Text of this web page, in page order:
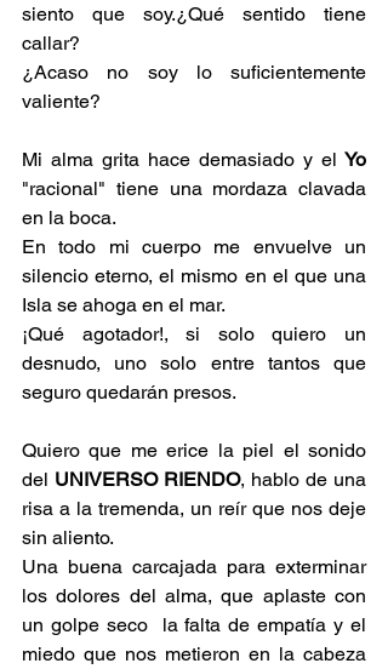
siento que soy.¿Qué sentido tiene
callar?
¿Acaso no soy lo suficientemente
valiente?
Mi alma grita hace demasiado y el
"racional" tiene una mordaza clavada
en la boca.
En todo mi cuerpo me envuelve un
silencio eterno, el mismo en el que una
Isla se ahoga en el mar.
¡Qué agotador!, si solo quiero un
desnudo, uno solo entre tantos que
seguro quedarán presos.
Quiero que me erice la piel el sonido
del UNIVERSO RIENDO, hablo de una
risa a la tremenda, un reír que nos deje
sin aliento.
Una buena carcajada para exterminar
los dolores del alma, que aplaste con
un golpe seco  la falta de empatía y el
miedo que nos metieron en la cabeza